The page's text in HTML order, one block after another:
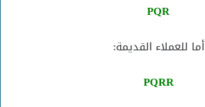
PQR
أما للعملاء القديمة:
PQRR